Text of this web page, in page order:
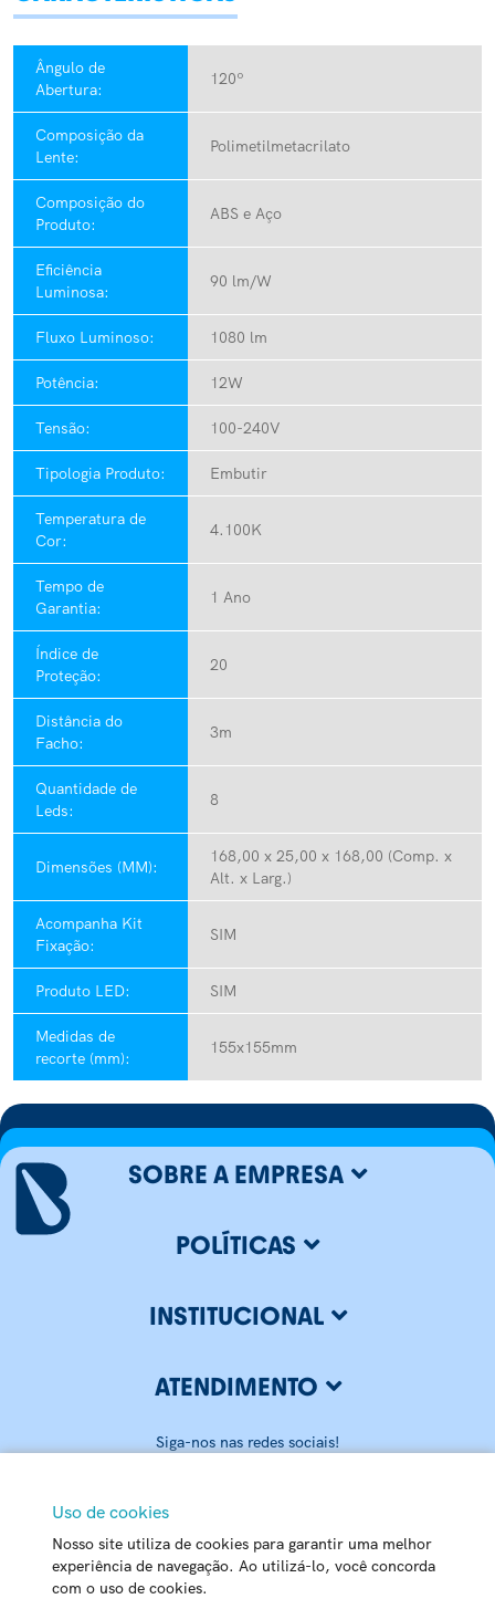
Ângulo de
Abertura:
120º
Composição da
Lente:
Polimetilmetacrilato
Composição do
Produto:
ABS e Aço
Eficiência
Luminosa:
90 lm/W
Fluxo Luminoso: 1080 lm
Potência: 12W
Tensão: 100-240V
Tipologia Produto: Embutir
Temperatura de
Cor:
4.100K
Tempo de
Garantia:
1 Ano
Índice de
Proteção:
20
Distância do
Facho:
3m
Quantidade de
Leds:
8
Dimensões (MM):
168,00 x 25,00 x 168,00 (Comp. x
Alt. x Larg.)
Acompanha Kit
Fixação:
SIM
Produto LED: SIM
Medidas de
recorte (mm):
155x155mm
SOBRE A EMPRESA
POLÍTICAS
INSTITUCIONAL
ATENDIMENTO
Siga-nos nas redes sociais!
BLUMENAU ILUMINAÇÃO LTDA
CNPJ: 79.416.459/0001-20
Uso de cookies
Nosso site utiliza de cookies para garantir uma melhor
experiência de navegação. Ao utilizá-lo, você concorda
com o uso de cookies.